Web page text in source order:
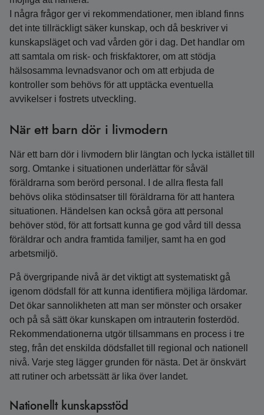
I några frågor ger vi rekommendationer, men ibland finns
det inte tillräckligt säker kunskap, och då beskriver vi
kunskapsläget och vad vården gör i dag. Det handlar om
att samtala om risk- och friskfaktorer, om att stödja
hälsosamma levnadsvanor och om att erbjuda de
kontroller som behövs för att upptäcka eventuella
avvikelser i fostrets utveckling.
När ett barn dör i livmodern
När ett barn dör i livmodern blir längtan och lycka istället till
sorg. Omtanke i situationen underlättar för såväl
föräldrarna som berörd personal. I de allra flesta fall
behövs olika stödinsatser till föräldrarna för att hantera
situationen. Händelsen kan också göra att personal
behöver stöd, för att fortsatt kunna ge god vård till dessa
föräldrar och andra framtida familjer, samt ha en god
arbetsmiljö.
På övergripande nivå är det viktigt att systematiskt gå
igenom dödsfall för att kunna identifiera möjliga lärdomar.
Det ökar sannolikheten att man ser mönster och orsaker
och på så sätt ökar kunskapen om intrauterin fosterdöd.
Rekommendationerna utgör tillsammans en process i tre
steg, från det enskilda dödsfallet till regional och nationell
nivå. Varje steg lägger grunden för nästa. Det är önskvärt
att rutiner och arbetssätt är lika över landet.
Nationellt kunskapsstöd